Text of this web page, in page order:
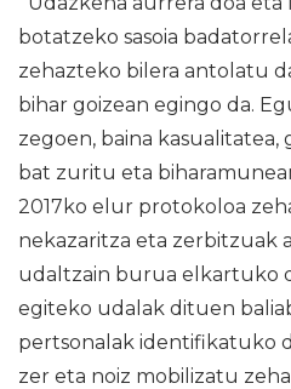
botatzeko sasoia
zehazteko bilera antolatu
bihar goizean egingo da.
zegoen, baina
bat zuritu eta
2017ko elur protokoloa
nekazaritza eta zerbitzuak
udaltzain burua elkartuko
egiteko udalak dituen
pertsonalak identifikatuko
zer eta noiz mobilizatu